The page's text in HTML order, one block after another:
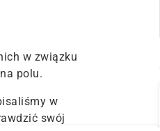
w związku
polu.
w
swój